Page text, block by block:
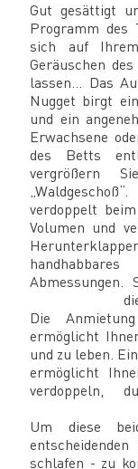
Gut gesättigt
Programm des
sich auf
Geräuschen
lassen… Das
Nugget birgt
und ein
Erwachsene
des Betts
vergrößern
verdoppelt
Volumen und
Die
ermöglicht
und zu leben.
ermöglicht
verdoppeln,
Um diese
schlafen - zu